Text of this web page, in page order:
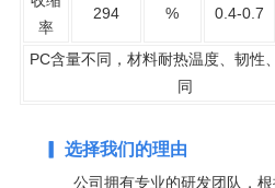
率
294 % 0.4-0.7
PC含量不同，材料耐热温度、韧性
同
▎ 选择我们的理由
公司拥有专业的研发团队，